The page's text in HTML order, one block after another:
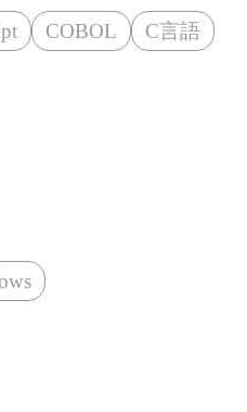
COBOL
C言語